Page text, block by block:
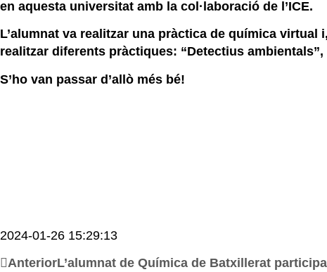
en aquesta universitat amb la col·laboració de l’ICE.
L’alumnat va realitzar una pràctica de química
realitzar diferents pràctiques: “Detectius
S’ho van passar d’allò més bé!
2024-01-26 15:29:13
AnteriorL’alumnat de Química de Batxillerat